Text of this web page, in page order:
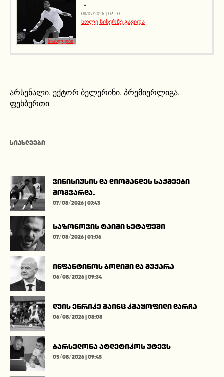
სიახლეები
08/07/2026 | 02:10
ნოლე სინერზე გავიდა
არსენალი, ექტორ ბელერინი, პრემიერლიგა,
ფეხბურთი
ᲡᲘᲐᲮᲚᲔᲔᲑᲘ
ვინისიუსის და დიომანდეს საქმეები
მოგვარდა.
07/08/2026 | 07:43
საზონოვის ტაიმი ხეტაფეში
07/08/2026 | 01:06
ინფანტინოს ბოდიში და მუქარა
06/08/2026 | 09:34
ლუის ენრიკე მაინც კმაყოფილი დარჩა
06/08/2026 | 08:08
ბარსელონა ატლეტიკოს უტევს
05/08/2026 | 09:45